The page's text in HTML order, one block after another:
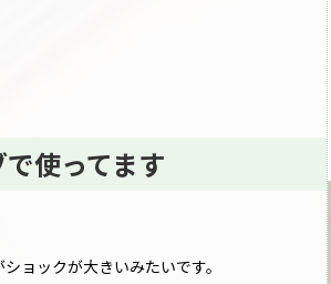
使ってます
ョックが大きいみたいです。